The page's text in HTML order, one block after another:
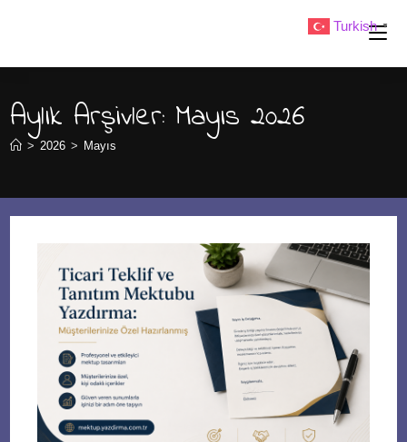
Aylık Arşivler: Mayıs 2026
> 2026 > Mayıs
Turkish ▼